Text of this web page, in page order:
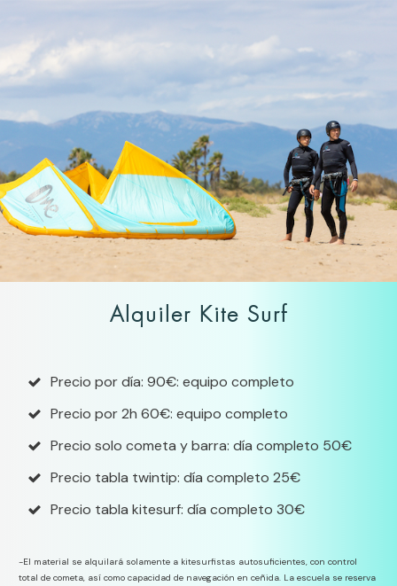
Alquiler Kite Surf
Precio por día: 90€: equipo completo
Precio por 2h 60€: equipo completo
Precio solo cometa y barra: día completo 50€
Precio tabla twintip: día completo 25€
Precio tabla kitesurf: día completo 30€
-El material se alquilará solamente a kitesurfistas autosuficientes, con control
total de cometa, así como capacidad de navegación en ceñida. La escuela se reserva